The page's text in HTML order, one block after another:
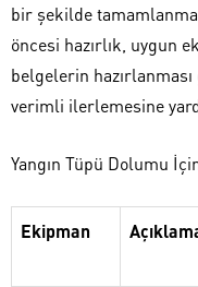
bir şekilde
öncesi hazırlık, uygun
belgelerin
verimli ilerlemesine
Yangın Tüpü Dolumu
Ekipman